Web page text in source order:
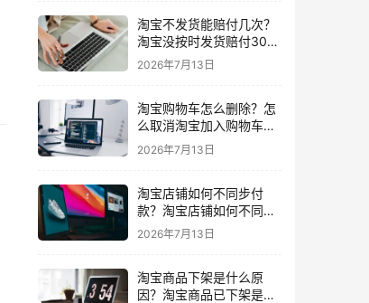
淘宝不发货能赔付几次？
淘宝没按时发货赔付30%
还会发货吗要赔付几次
2026年7月13日
淘宝购物车怎么删除？怎
么取消淘宝加入购物车的
东西
2026年7月13日
淘宝店铺如何不同步付
款？淘宝店铺如何不同步
闲鱼
2026年7月13日
淘宝商品下架是什么原
因？淘宝商品已下架是什